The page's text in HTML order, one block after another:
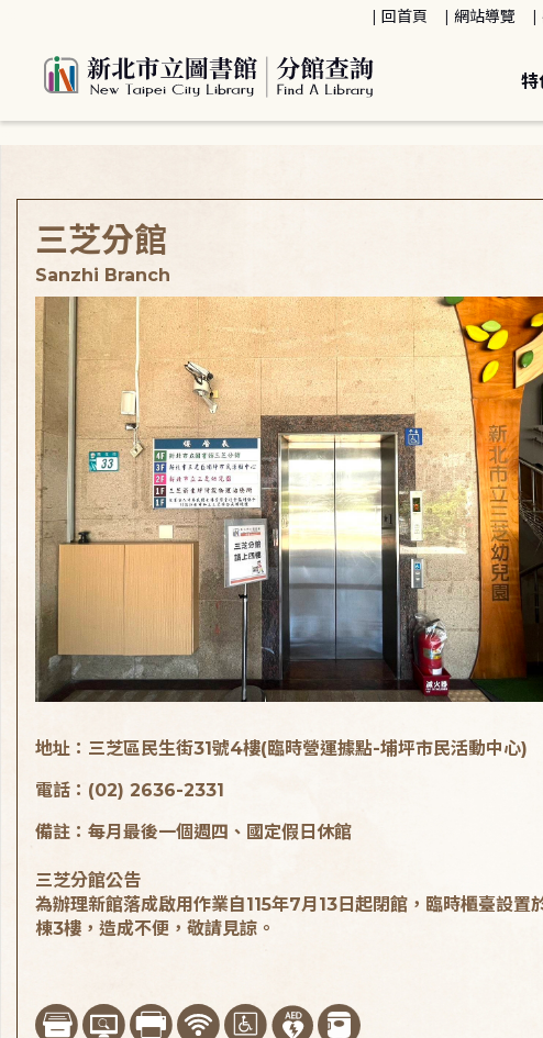
回首頁 網站導覽
特
三芝分館
Sanzhi Branch
地址：三芝區民生街31號4樓(臨時營運據點-埔坪市民活動中心)
電話：(02) 2636-2331
備註：每月最後一個週四、國定假日休館
三芝分館公告
為辦理新館落成啟用作業自115年7月13日起閉館，臨時櫃臺設置
棟3樓，造成不便，敬請見諒。